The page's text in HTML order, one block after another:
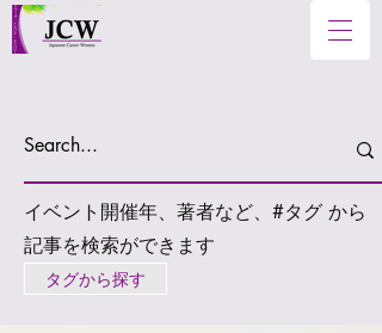
イベント開催年、著者など、#タグ から
記事を検索ができます
タグから探す